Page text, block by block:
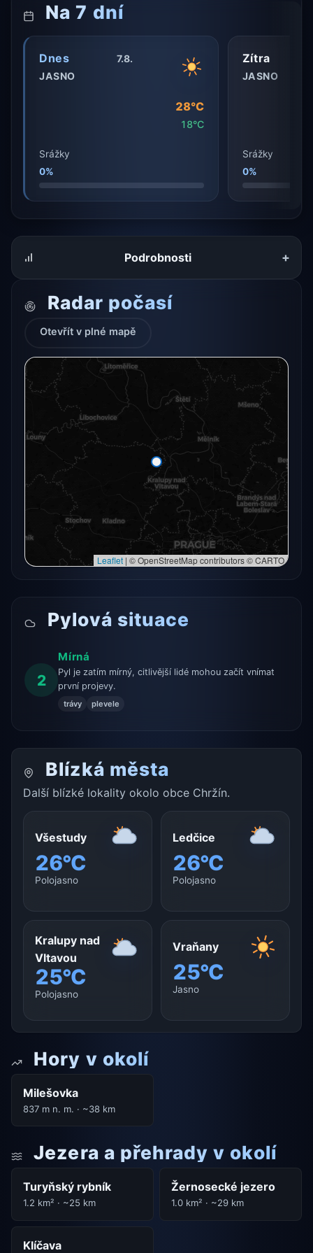
Na 7 dní
Dnes
7.8.
JASNO
28°C
18°C
Srážky
0%
Zítra
JASNO
Srážky
0%
Podrobnosti +
Radar počasí
Otevřít v plné mapě
Radarový snímek momentálně není dostupný.
Otevřít v plné mapě
Zkusit znovu
Otevřít v plné mapě →
Leaflet | © OpenStreetMap contributors © CARTO
Pylová situace
2
Mírná
Pyl je zatím mírný, citlivější lidé mohou začít vnímat
první projevy.
trávy plevele
Blízká města
Další blízké lokality okolo obce Chržín.
Všestudy
26°C
Polojasno
Ledčice
26°C
Polojasno
Kralupy nad
Vltavou
25°C
Polojasno
Vraňany
25°C
Jasno
Hory v okolí
Milešovka
837 m n. m. · ~38 km
Jezera a přehrady v okolí
Turyňský rybník
1.2 km² · ~25 km
Žernosecké jezero
1.0 km² · ~29 km
Klíčava